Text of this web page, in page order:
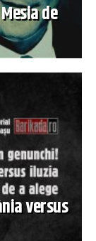
de
versus